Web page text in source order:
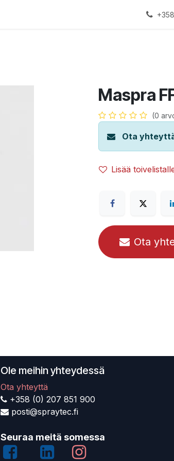
Maspra
(0
Ota
Lisää
Ota
Ole meihin yhteydessä
Ota yhteyttä
+358 (0) 207 851 900
posti@spraytec.fi
Seuraa meitä somessa